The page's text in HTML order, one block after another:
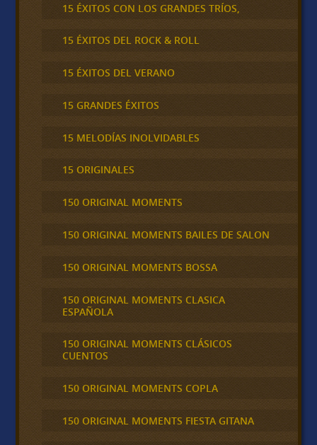
15 ÉXITOS CON LOS GRANDES TRÍOS,
15 ÉXITOS DEL ROCK & ROLL
15 ÉXITOS DEL VERANO
15 GRANDES ÉXITOS
15 MELODÍAS INOLVIDABLES
15 ORIGINALES
150 ORIGINAL MOMENTS
150 ORIGINAL MOMENTS BAILES DE SALON
150 ORIGINAL MOMENTS BOSSA
150 ORIGINAL MOMENTS CLASICA
ESPAÑOLA
150 ORIGINAL MOMENTS CLÁSICOS
CUENTOS
150 ORIGINAL MOMENTS COPLA
150 ORIGINAL MOMENTS FIESTA GITANA